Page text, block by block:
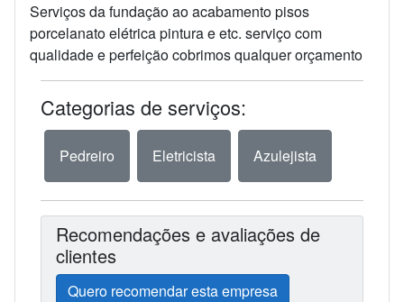
Serviços da fundação ao acabamento pisos
porcelanato elétrica pintura e etc. serviço com
qualidade e perfeição cobrimos qualquer orçamento
Categorias de serviços:
Pedreiro Eletricista Azulejista
Recomendações e avaliações de
clientes
Quero recomendar esta empresa